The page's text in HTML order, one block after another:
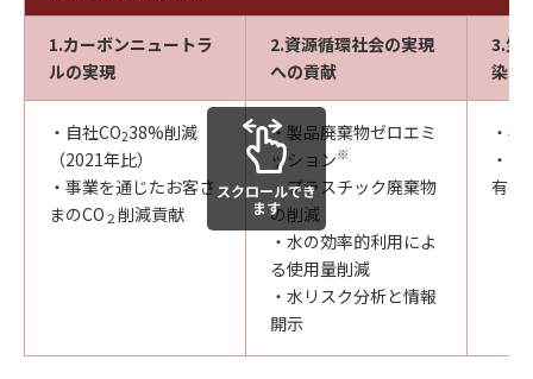
1.カーボンニュートラ
ルの実現
2.資源循環社会の実現
への貢献
3.生
染防
・自社CO238%削減
（2021年比）
・事業を通じたお客さ
まのCO ２ 削減貢献
・製品廃棄物ゼロエミ
ッション※
・プラスチック廃棄物
の削減
・水の効率的利用によ
る使用量削減
・水リスク分析と情報
開示
・
・
有害
スクロールでき
ます